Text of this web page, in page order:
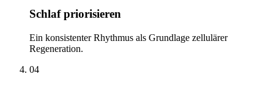
Schlaf priorisieren
Ein konsistenter Rhythmus als Grundlage zellulärer
Regeneration.
04